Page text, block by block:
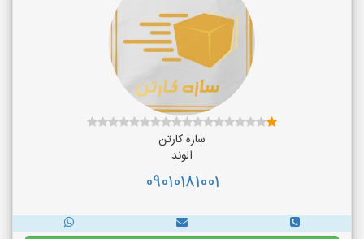
سازه کارتن
الوند
09010181001